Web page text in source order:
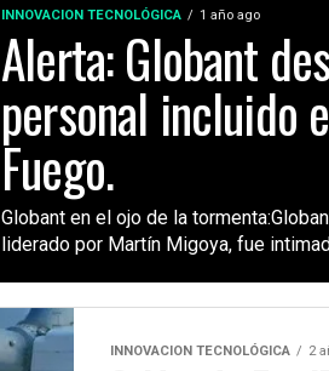
INNOVACION TECNOLÓGICA 1 año ago
Alerta: Globant
personal incluido
Fuego.
Globant en el ojo de la
liderado por Martín Migoya, fue
INNOVACION TECNOLÓGICA 2